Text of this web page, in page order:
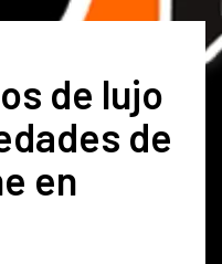
de lujo
de
en